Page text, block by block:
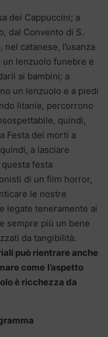
dei Cappuccini; a
dal Convento di S.
, nel catanese, l’usanza
lenzuolo funebre e
ai bambini; a
un lenzuolo e a piedi
litanie, percorrono
quindi,
Festa dei morti a
a lasciare
festa
di un film horror,
le nostre
legate teneramente ai
sempre più un bene
da tangibilità.
può rientrare anche
come l’aspetto
è ricchezza da